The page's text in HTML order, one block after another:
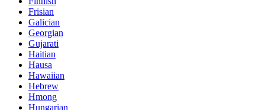
Frisian
Galician
Georgian
Gujarati
Haitian
Hausa
Hawaiian
Hebrew
Hmong
Hungarian